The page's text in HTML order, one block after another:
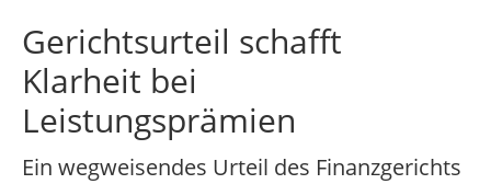
Gerichtsurteil schafft
Klarheit bei
Leistungsprämien
Ein wegweisendes Urteil des Finanzgerichts